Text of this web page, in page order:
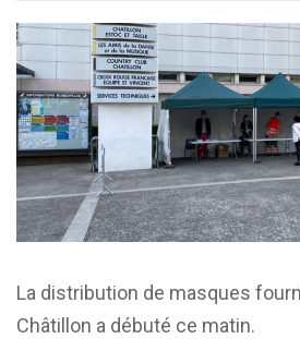
La distribution de masques
Châtillon a débuté ce matin.